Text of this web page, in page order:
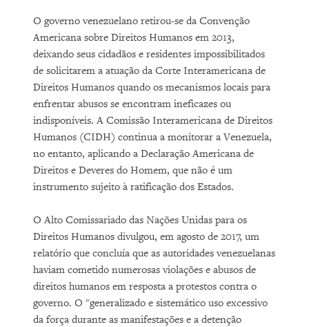
O governo venezuelano retirou-se da Convenção
Americana sobre Direitos Humanos em 2013,
deixando seus cidadãos e residentes impossibilitados
de solicitarem a atuação da Corte Interamericana de
Direitos Humanos quando os mecanismos locais para
enfrentar abusos se encontram ineficazes ou
indisponíveis. A Comissão Interamericana de Direitos
Humanos (CIDH) continua a monitorar a Venezuela,
no entanto, aplicando a Declaração Americana de
Direitos e Deveres do Homem, que não é um
instrumento sujeito à ratificação dos Estados.
O Alto Comissariado das Nações Unidas para os
Direitos Humanos divulgou, em agosto de 2017, um
relatório que concluía que as autoridades venezuelanas
haviam cometido numerosas violações e abusos de
direitos humanos em resposta a protestos contra o
governo. O "generalizado e sistemático uso excessivo
da força durante as manifestações e a detenção